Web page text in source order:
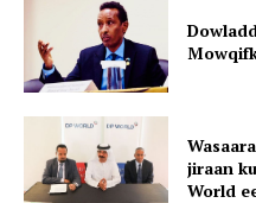
jiraan
World